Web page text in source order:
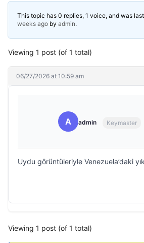
This topic has 0 replies, 1 voice, and was
weeks ago by admin.
Viewing 1 post (of 1 total)
06/27/2026 at 10:59 am
A admin Keymaster
Uydu görüntüleriyle Venezuela’daki
Viewing 1 post (of 1 total)